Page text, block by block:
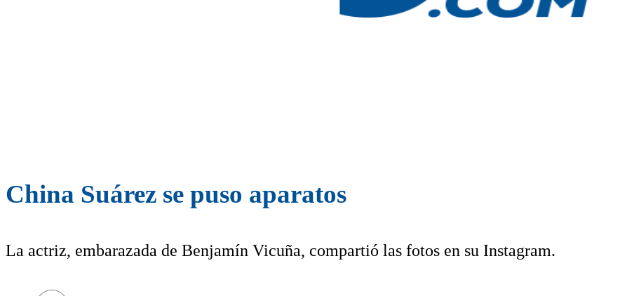
China Suárez se puso aparatos
La actriz, embarazada de Benjamín Vicuña, compartió las fotos en su Instagram.